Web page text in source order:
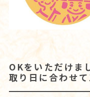
OKをいただけま
取り日に合わせて